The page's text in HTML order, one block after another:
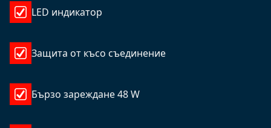
LED индикатор
Защита от късо съединение
Бързо зареждане 48 W